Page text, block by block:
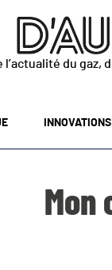
l’actualité du gaz,
INNOVATIONS
Mon